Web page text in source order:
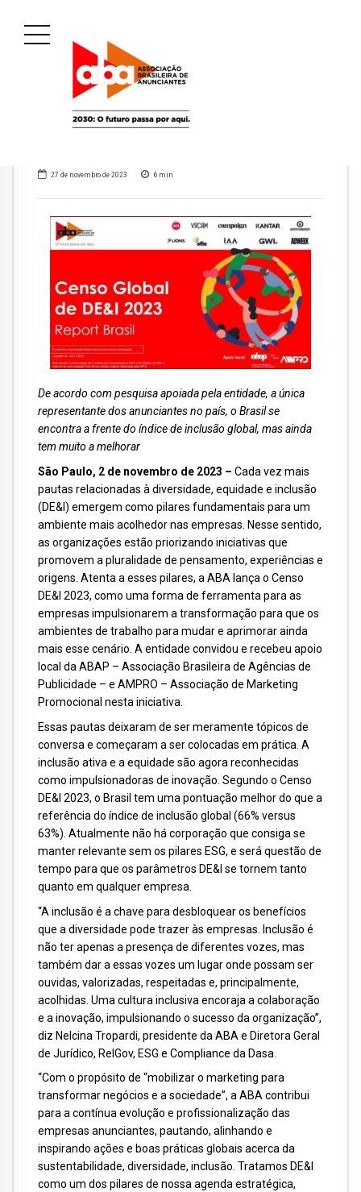
27 de novembro de 2023 6 min
De acordo com pesquisa apoiada pela entidade, a única
representante dos anunciantes no país, o Brasil se
encontra a frente do índice de inclusão global, mas ainda
tem muito a melhorar
São Paulo, 2 de novembro de 2023 – Cada vez mais
pautas relacionadas à diversidade, equidade e inclusão
(DE&I) emergem como pilares fundamentais para um
ambiente mais acolhedor nas empresas. Nesse sentido,
as organizações estão priorizando iniciativas que
promovem a pluralidade de pensamento, experiências e
origens. Atenta a esses pilares, a ABA lança o Censo
DE&I 2023, como uma forma de ferramenta para as
empresas impulsionarem a transformação para que os
ambientes de trabalho para mudar e aprimorar ainda
mais esse cenário. A entidade convidou e recebeu apoio
local da ABAP – Associação Brasileira de Agências de
Publicidade – e AMPRO – Associação de Marketing
Promocional nesta iniciativa.
Essas pautas deixaram de ser meramente tópicos de
conversa e começaram a ser colocadas em prática. A
inclusão ativa e a equidade são agora reconhecidas
como impulsionadoras de inovação. Segundo o Censo
DE&I 2023, o Brasil tem uma pontuação melhor do que a
referência do índice de inclusão global (66% versus
63%). Atualmente não há corporação que consiga se
manter relevante sem os pilares ESG, e será questão de
tempo para que os parâmetros DE&I se tornem tanto
quanto em qualquer empresa.
“A inclusão é a chave para desbloquear os benefícios
que a diversidade pode trazer às empresas. Inclusão é
não ter apenas a presença de diferentes vozes, mas
também dar a essas vozes um lugar onde possam ser
ouvidas, valorizadas, respeitadas e, principalmente,
acolhidas. Uma cultura inclusiva encoraja a colaboração
e a inovação, impulsionando o sucesso da organização”,
diz Nelcina Tropardi, presidente da ABA e Diretora Geral
de Jurídico, RelGov, ESG e Compliance da Dasa.
“Com o propósito de “mobilizar o marketing para
transformar negócios e a sociedade”, a ABA contribui
para a contínua evolução e profissionalização das
empresas anunciantes, pautando, alinhando e
inspirando ações e boas práticas globais acerca da
sustentabilidade, diversidade, inclusão. Tratamos DE&I
como um dos pilares de nossa agenda estratégica,